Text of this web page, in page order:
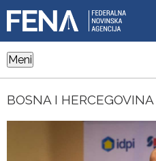
Meni
BOSNA I HERCEGOVINA